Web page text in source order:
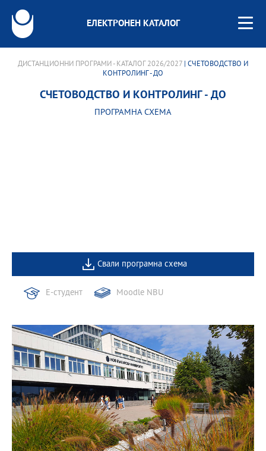
ЕЛЕКТРОНЕН КАТАЛОГ
ДИСТАНЦИОННИ ПРОГРАМИ - КАТАЛОГ 2026/2027 | СЧЕТОВОДСТВО И
КОНТРОЛИНГ - ДО
СЧЕТОВОДСТВО И КОНТРОЛИНГ - ДО
ПРОГРАМНА СХЕМА
Свали програмна схема
Е-студент Moodle NBU